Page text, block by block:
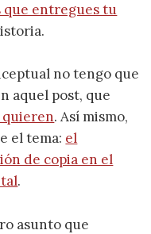
que entregues tu
no tengo que
aquel post, que
quieren. Así mismo,
el tema: el
de copia en el
.
asunto que